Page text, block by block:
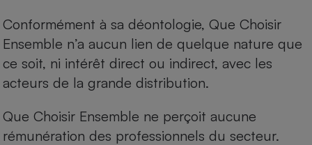
Conformément à sa déontologie, Que Choisir
Ensemble n’a aucun lien de quelque nature que
ce soit, ni intérêt direct ou indirect, avec les
acteurs de la grande distribution.
Que Choisir Ensemble ne perçoit aucune
rémunération des professionnels du secteur.